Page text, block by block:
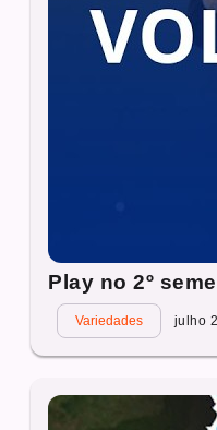
Play no 2º
Variedades julho